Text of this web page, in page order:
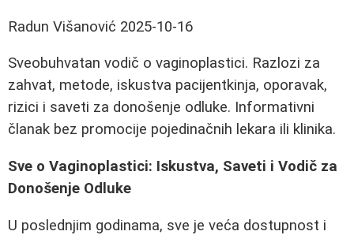
Radun Višanović 2025-10-16
Sveobuhvatan vodič o vaginoplastici. Razlozi za
zahvat, metode, iskustva pacijentkinja, oporavak,
rizici i saveti za donošenje odluke. Informativni
članak bez promocije pojedinačnih lekara ili klinika.
Sve o Vaginoplastici: Iskustva, Saveti i Vodič za
Donošenje Odluke
U poslednjim godinama, sve je veća dostupnost i